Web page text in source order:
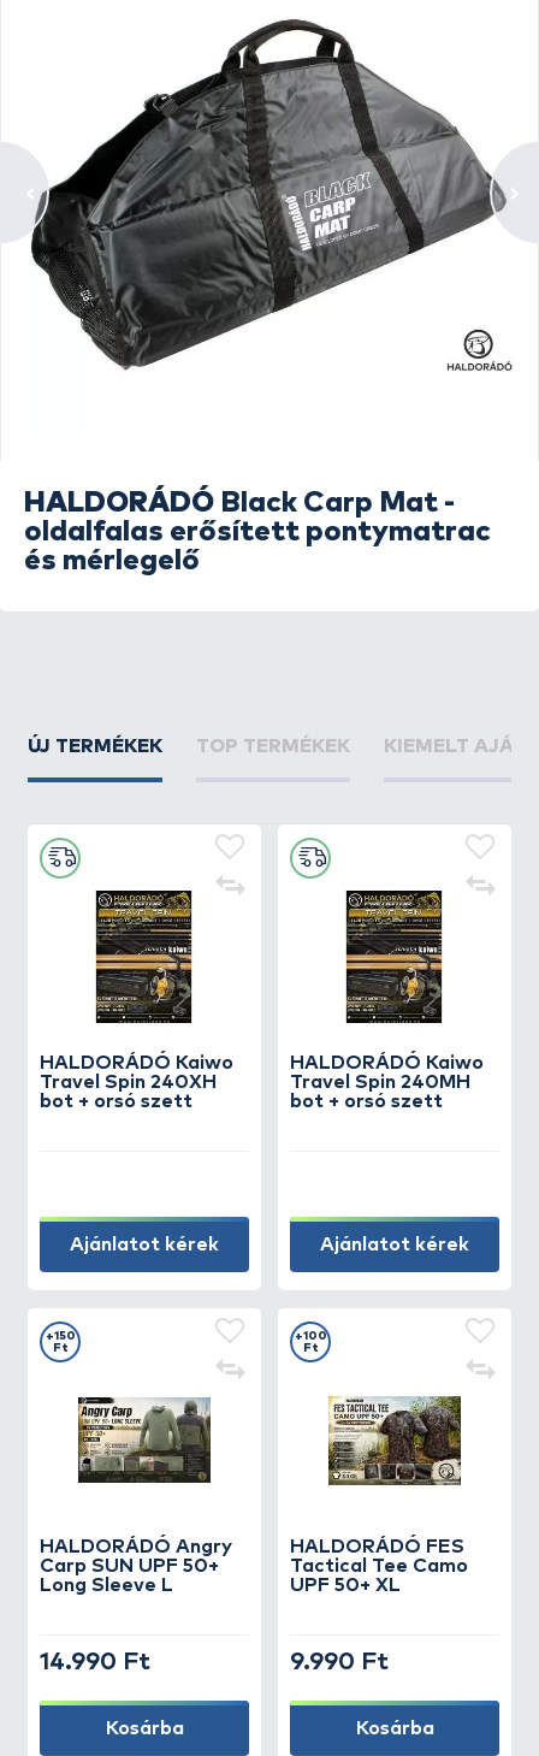
HALDORÁDÓ Black Carp Mat -
oldalfalas erősített pontymatrac
és mérlegelő
ÚJ TERMÉKEK TOP TERMÉKEK KIEMELT
HALDORÁDÓ Kaiwo
Travel Spin 240XH
bot + orsó szett
Ajánlatot kérek
HALDORÁDÓ Kaiwo
Travel Spin 240MH
bot + orsó szett
Ajánlatot kérek
HALDORÁDÓ Angry
Carp SUN UPF 50+
Long Sleeve L
+150
Ft
14.990 Ft
Kosárba
HALDORÁDÓ FES
Tactical Tee Camo
UPF 50+ XL
+100
Ft
9.990 Ft
Kosárba